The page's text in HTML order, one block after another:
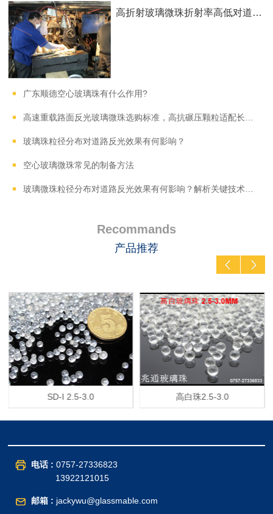
高折射玻璃微珠折射率高低对道路反光效果有何影响？
广东顺德空心玻璃珠有什么作用?
玻璃珠粒径分布对道路反光效果有何影响？
空心玻璃微珠常见的制备方法
Recommands
产品推荐
SD-I 2.5-3.0 高白珠2.5-3.0
电话 : 0757-27336823
13922121015
邮箱 : jackywu@glassmable.com